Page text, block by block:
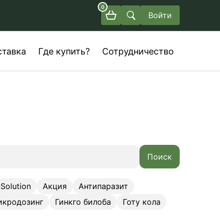
0
Войти
Где купить? Сотрудничество
Поиск
Solution Акция
Антипаразит
Гинкго билоба Готу кола